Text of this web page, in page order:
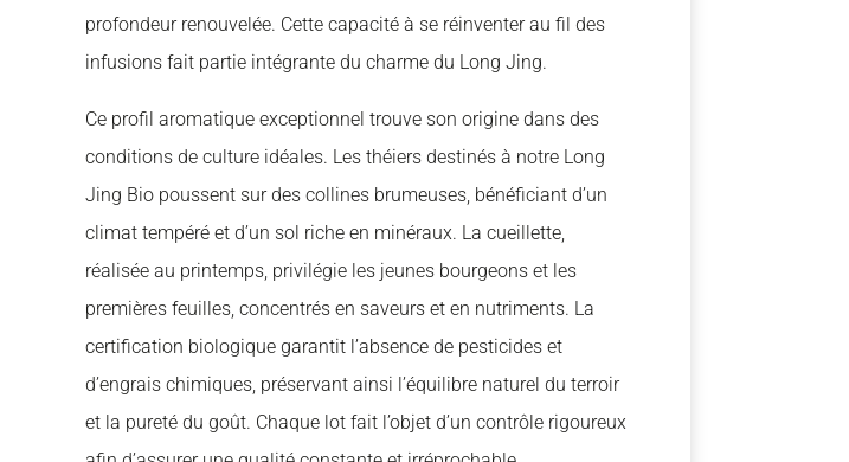
profondeur renouvelée. Cette capacité à se réinventer au fil des
infusions fait partie intégrante du charme du Long Jing.
Ce profil aromatique exceptionnel trouve son origine dans des
conditions de culture idéales. Les théiers destinés à notre Long
Jing Bio poussent sur des collines brumeuses, bénéficiant d’un
climat tempéré et d’un sol riche en minéraux. La cueillette,
réalisée au printemps, privilégie les jeunes bourgeons et les
premières feuilles, concentrés en saveurs et en nutriments. La
certification biologique garantit l’absence de pesticides et
d’engrais chimiques, préservant ainsi l’équilibre naturel du terroir
et la pureté du goût. Chaque lot fait l’objet d’un contrôle rigoureux